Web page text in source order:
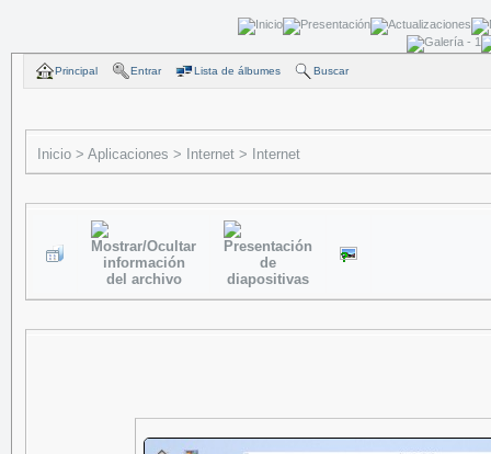
Principal Entrar Lista de álbumes Buscar
Inicio > Aplicaciones > Internet > Internet